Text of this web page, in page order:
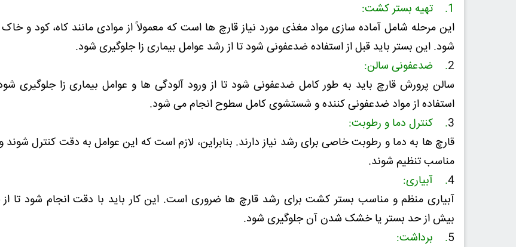
1. تهیه بستر کشت:
این مرحله شامل آماده سازی مواد مغذی مورد نیاز قارچ ها است که معمولاً از موادی مانند کاه، کود و
شود. این بستر باید قبل از استفاده ضدعفونی شود تا از رشد عوامل بیماری زا جلوگیری شود.
2. ضدعفونی سالن:
سالن پرورش قارچ باید به طور کامل ضدعفونی شود تا از ورود آلودگی ها و عوامل بیماری زا جلوگیری
استفاده از مواد ضدعفونی کننده و شستشوی کامل سطوح انجام می شود.
3. کنترل دما و رطوبت:
قارچ ها به دما و رطوبت خاصی برای رشد نیاز دارند. بنابراین، لازم است که این عوامل به دقت کنترل
مناسب تنظیم شوند.
4. آبیاری:
آبیاری منظم و مناسب بستر کشت برای رشد قارچ ها ضروری است. این کار باید با دقت انجام شود
بیش از حد بستر یا خشک شدن آن جلوگیری شود.
5. برداشت: